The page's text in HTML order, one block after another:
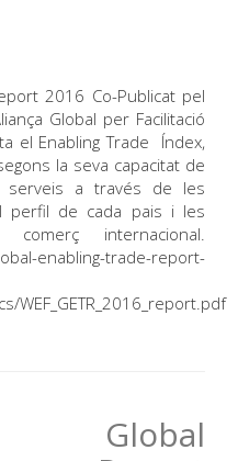
2016 Co-Publicat pel
Global per Facilitació
el Enabling Trade Índex,
la seva capacitat de
a través de les
de cada pais i les
internacional.
enabling-trade-report-